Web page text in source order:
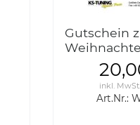
Gutschein
inkl. MwSt.
Art.Nr.: